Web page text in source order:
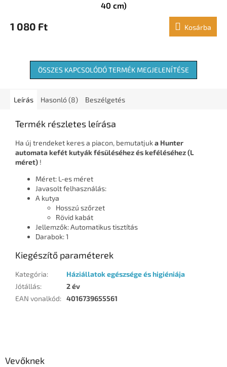
40 cm)
1 080 Ft Kosárba
ÖSSZES KAPCSOLÓDÓ TERMÉK MEGJELENÍTÉSE
Leírás Hasonló (8) Beszélgetés
Termék részletes leírása
Ha új trendeket keres a piacon, bemutatjuka Hunter
automata kefét kutyák fésüléséhez és keféléséhez (L
méret) !
Méret: L-es méret
Javasolt felhasználás:
A kutya
Hosszú szőrzet
Rövid kabát
Jellemzők: Automatikus tisztítás
Darabok: 1
Kiegészítő paraméterek
Kategória:
Háziállatok egészsége és higiéniája
Jótállás:
2 év
EAN vonalkód: 4016739655561
Vevőknek